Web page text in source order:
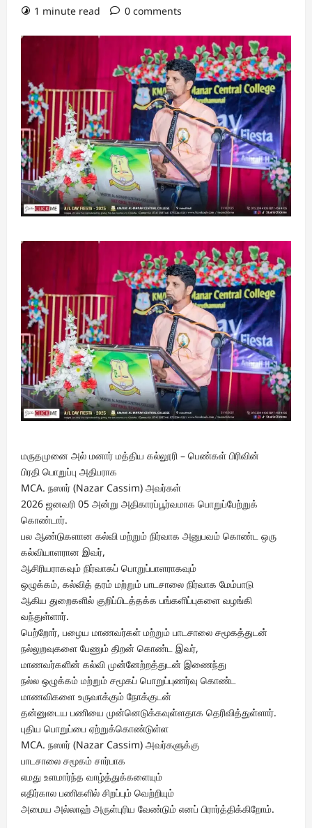
1 minute read
0 comments
மருதமுனை அல் மனார் மத்திய கல்லூரி – பெண்கள் பிரிவின்
பிரதி பொறுப்பு அதிபராக
MCA. நஸார் (Nazar Cassim) அவர்கள்
2026 ஜனவரி 05 அன்று அதிகாரப்பூர்வமாக பொறுப்பேற்றுக்
கொண்டார்.
பல ஆண்டுகளான கல்வி மற்றும் நிர்வாக அனுபவம் கொண்ட ஒரு
கல்வியாளரான இவர்,
ஆசிரியராகவும் நிர்வாகப் பொறுப்பாளராகவும்
ஒழுக்கம், கல்வித் தரம் மற்றும் பாடசாலை நிர்வாக மேம்பாடு
ஆகிய துறைகளில் குறிப்பிடத்தக்க பங்களிப்புகளை வழங்கி
வந்துள்ளார்.
பெற்றோர், பழைய மாணவர்கள் மற்றும் பாடசாலை சமூகத்துடன்
நல்லுறவுகளை பேணும் திறன் கொண்ட இவர்,
மாணவர்களின் கல்வி முன்னேற்றத்துடன் இணைந்து
நல்ல ஒழுக்கம் மற்றும் சமூகப் பொறுப்புணர்வு கொண்ட
மாணவிகளை உருவாக்கும் நோக்குடன்
தன்னுடைய பணியை முன்னெடுக்கவுள்ளதாக தெரிவித்துள்ளார்.
புதிய பொறுப்பை ஏற்றுக்கொண்டுள்ள
MCA. நஸார் (Nazar Cassim) அவர்களுக்கு
பாடசாலை சமூகம் சார்பாக
எமது உளமார்ந்த வாழ்த்துக்களையும்
எதிர்கால பணிகளில் சிறப்பும் வெற்றியும்
அமைய அல்லாஹ் அருள்புரிய வேண்டும் எனப் பிரார்த்திக்கிறோம்.